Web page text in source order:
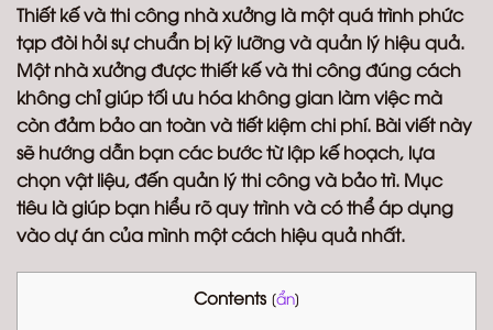
Thiết kế và thi công nhà xưởng là một quá trình phức
tạp đòi hỏi sự chuẩn bị kỹ lưỡng và quản lý hiệu quả.
Một nhà xưởng được thiết kế và thi công đúng cách
không chỉ giúp tối ưu hóa không gian làm việc mà
còn đảm bảo an toàn và tiết kiệm chi phí. Bài viết này
sẽ hướng dẫn bạn các bước từ lập kế hoạch, lựa
chọn vật liệu, đến quản lý thi công và bảo trì. Mục
tiêu là giúp bạn hiểu rõ quy trình và có thể áp dụng
vào dự án của mình một cách hiệu quả nhất.
Contents [ẩn]